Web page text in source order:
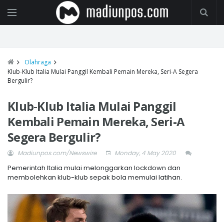
Olahraga
Klub-Klub Italia Mulai Panggil Kembali Pemain Mereka, Seri-A Segera
Bergulir?
Klub-Klub Italia Mulai Panggil
Kembali Pemain Mereka, Seri-A
Segera Bergulir?
Madiunpos.com/Newswire Monday, 4 May 2020
Pemerintah Italia mulai melonggarkan lockdown dan
membolehkan klub-klub sepak bola memulai latihan.